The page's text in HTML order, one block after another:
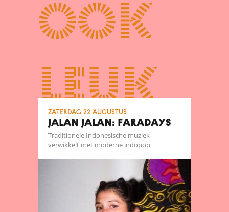
ook
leuk
zaterdag 22 augustus
JALAN JALAN: FARADAYS
Traditionele Indonesische muziek
verwikkelt met moderne indopop